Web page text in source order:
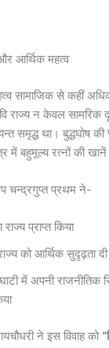
आर्थिक महत्व
सामाजिक से कहीं
राज्य न केवल सामरिक
समृद्ध था। बुद्धघोष की
में बहुमूल्य रत्नों की खानें
चन्द्रगुप्त प्रथम ने-
प्राप्त किया
को आर्थिक सुदृढ़ता दी
में अपनी राजनीतिक
ने इस विवाह को “